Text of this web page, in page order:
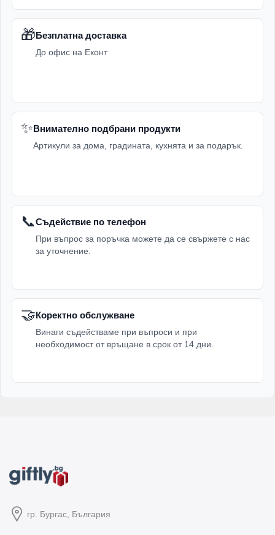
🎁Безплатна доставка
До офис на Еконт
✨Внимателно подбрани продукти
Артикули за дома, градината, кухнята и за подарък.
📞Съдействие по телефон
При въпрос за поръчка можете да се свържете с нас
за уточнение.
🤝Коректно обслужване
Винаги съдействаме при въпроси и при
необходимост от връщане в срок от 14 дни.
гр. Бургас, България